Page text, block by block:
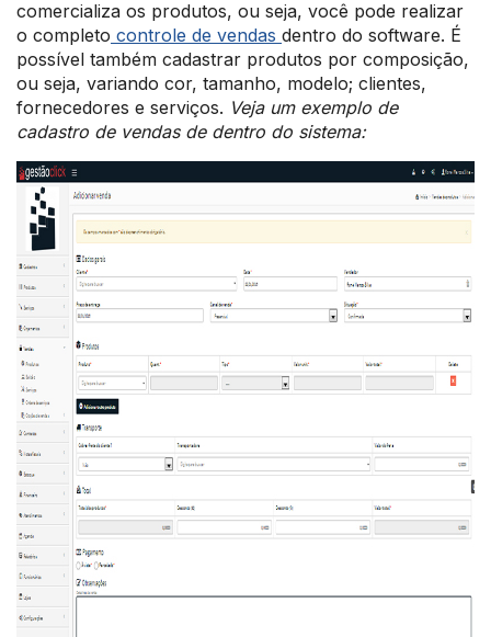
comercializa os produtos, ou seja, você pode realizar
o completo controle de vendas dentro do software. É
possível também cadastrar produtos por composição,
ou seja, variando cor, tamanho, modelo; clientes,
fornecedores e serviços. Veja um exemplo de
cadastro de vendas de dentro do sistema: